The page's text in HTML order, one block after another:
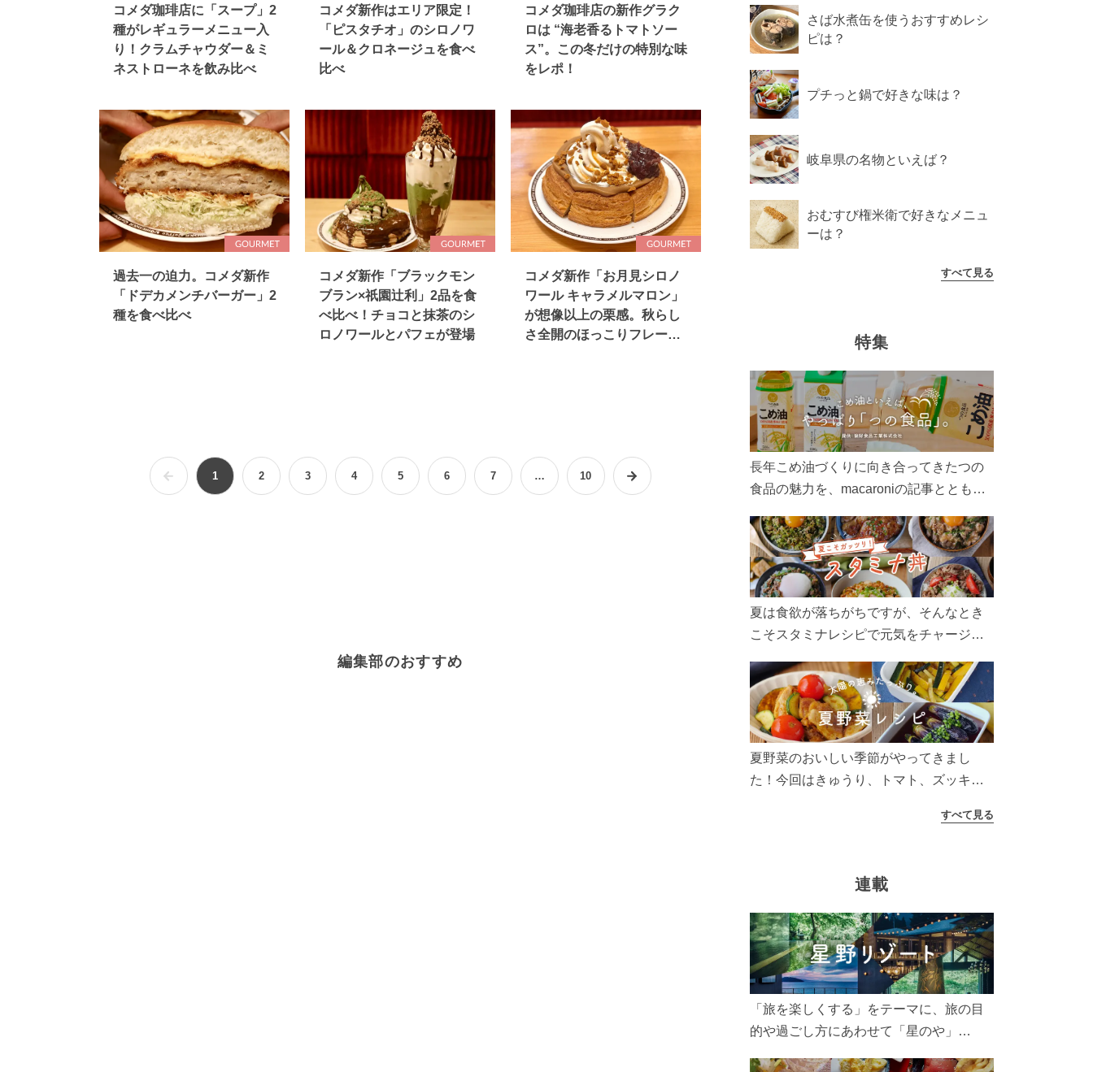
コメダ珈琲店に「スープ」2
種がレギュラーメニュー入
り！クラムチャウダー＆ミ
ネストローネを飲み比べ
コメダ新作はエリア限定！
「ピスタチオ」のシロノワ
ール＆クロネージュを食べ
比べ
コメダ珈琲店の新作グラク
ロは “海老香るトマトソー
ス”。この冬だけの特別な味
をレポ！
過去一の迫力。コメダ新作
「ドデカメンチバーガー」2
種を食べ比べ
コメダ新作「ブラックモン
ブラン×祇園辻利」2品を食
べ比べ！チョコと抹茶のシ
ロノワールとパフェが登場
コメダ新作「お月見シロノ
ワール キャラメルマロン」
が想像以上の栗感。秋らし
さ全開のほっこりフレーバ
1 2 3 4 5 6 7 … 10
編集部のおすすめ
さば水煮缶を使うおすすめレシ
ピは？
プチっと鍋で好きな味は？
岐阜県の名物といえば？
おむすび権米衛で好きなメニュ
ーは？
すべて見る
特集
長年こめ油づくりに向き合ってきたつの
食品の魅力を、macaroniの記事とともに
ん、製造現場や品質へのこだわりまで。
こめ油をもっと好きになるコンテンツを
ぜひお楽しみください。
夏は食欲が落ちがちですが、そんなとき
こそスタミナレシピで元気をチャージ！
リ食べて、夏バテを吹き飛ばしましょ
う！
夏野菜のおいしい季節がやってきまし
た！今回はきゅうり、トマト、ズッキー
太陽の光をたっぷりあびた夏野菜は栄養
すべて見る
連載
「旅を楽しくする」をテーマに、旅の目
的や過ごし方にあわせて「星のや」